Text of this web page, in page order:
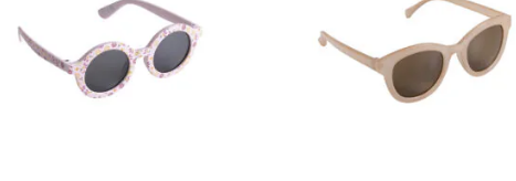
Olipa lapsesi suosikki sitten Muumi, eläinkuosit tai trendikkäät
pastellisävyt, valikoimastamme löydät varmasti sopivat aurinkolasit,
jotka suojaavat ja näyttävät hyvältä. Kaikki Cailap aurinkolasit